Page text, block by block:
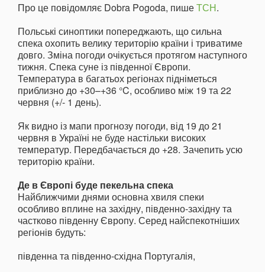
Про це повідомляє Dobra Pogoda, пишеТСН.
Польські синоптики попереджають, що сильна
спека охопить велику територію країни і триватиме
довго. Зміна погоди очікується протягом наступного
тижня. Спека суне із південної Європи.
Температура в багатьох регіонах підніметься
приблизно до +30–+36 °C, особливо між 19 та 22
червня (+/- 1 день).
Як видно із мапи прогнозу погоди, від 19 до 21
червня в Україні не буде настільки високих
температур. Передбачається до +28. Зачепить усю
територію країни.
Де в Європі буде пекельна спека
Найближчими днями основна хвиля спеки
особливо вплине на західну, південно-західну та
частково південну Європу. Серед найспекотніших
регіонів будуть:
південна та південно-східна Португалія,